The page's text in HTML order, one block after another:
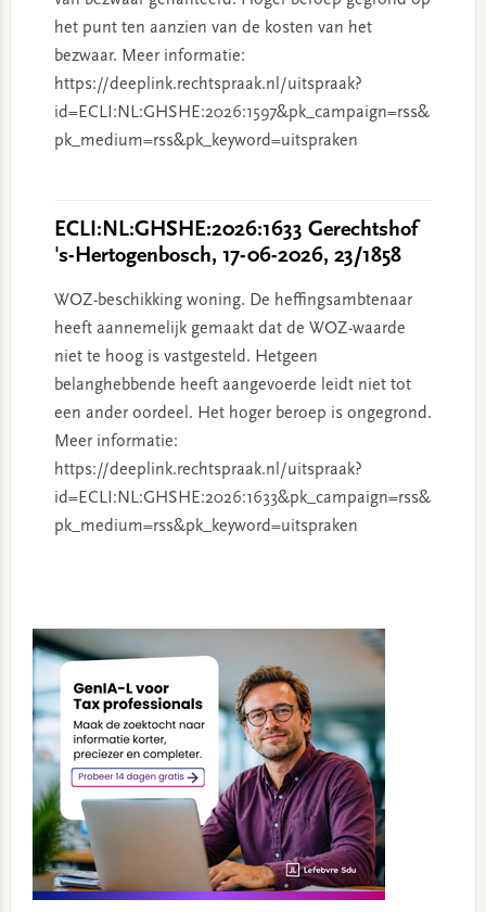
het punt ten aanzien van de kosten van het
bezwaar. Meer informatie:
https://deeplink.rechtspraak.nl/uitspraak?
id=ECLI:NL:GHSHE:2026:1597&pk_campaign=rss&
pk_medium=rss&pk_keyword=uitspraken
ECLI:NL:GHSHE:2026:1633 Gerechtshof
's-Hertogenbosch, 17-06-2026, 23/1858
WOZ-beschikking woning. De heffingsambtenaar
heeft aannemelijk gemaakt dat de WOZ-waarde
niet te hoog is vastgesteld. Hetgeen
belanghebbende heeft aangevoerde leidt niet tot
een ander oordeel. Het hoger beroep is ongegrond.
Meer informatie:
https://deeplink.rechtspraak.nl/uitspraak?
id=ECLI:NL:GHSHE:2026:1633&pk_campaign=rss&
pk_medium=rss&pk_keyword=uitspraken
Sidebar